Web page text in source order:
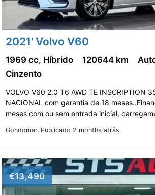
2021' Volvo V60
Gondomar. Publicado 2 months atrás
1969 cc, Híbrido 120644 km
Cinzento
VOLVO V60 2.0 T6 AWD TE INSCRIPTION
NACIONAL com garantia de 18
meses com ou sem entrada inicial,
€13,490